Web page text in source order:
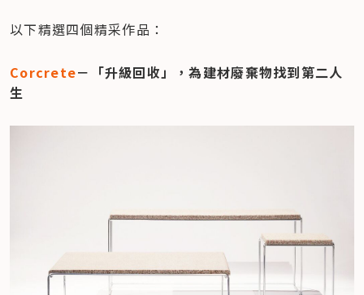
以下精選四個精采作品：
Corcrete－「升級回收」，為建材廢棄物找到第二人
生